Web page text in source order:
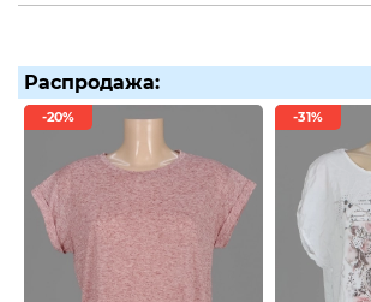
Распродажа:
-20% -31%